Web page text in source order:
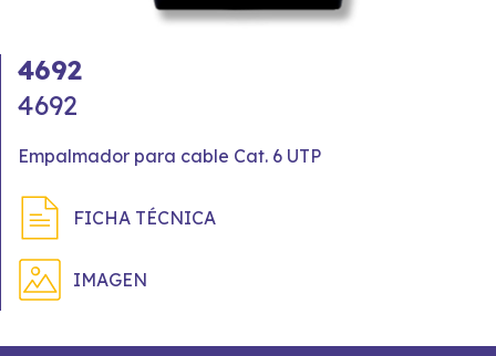
4692
4692
Empalmador para cable Cat. 6 UTP
FICHA TÉCNICA
IMAGEN